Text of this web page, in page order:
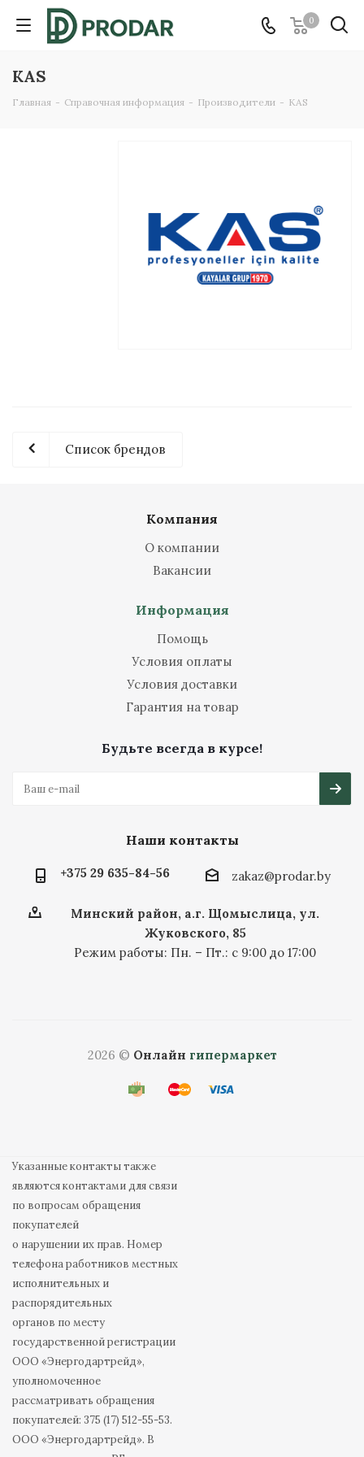
0
KAS
Главная - Справочная информация - Производители - KAS
Список брендов
Компания
О компании
Вакансии
Информация
Помощь
Условия оплаты
Условия доставки
Гарантия на товар
Будьте всегда в курсе!
Наши контакты
+375 29 635-84-56 zakaz@prodar.by
Минский район, а.г. Щомыслица, ул.
Жуковского, 85
Режим работы: Пн. – Пт.: с 9:00 до 17:00
2026 © Онлайн гипермаркет
Указанные контакты также
являются контактами для связи
по вопросам обращения
покупателей
о нарушении их прав. Номер
телефона работников местных
исполнительных и
распорядительных
органов по месту
государственной регистрации
ООО «Энергодартрейд»,
уполномоченное
рассматривать обращения
покупателей: 375 (17) 512-55-53.
ООО «Энергодартрейд». В